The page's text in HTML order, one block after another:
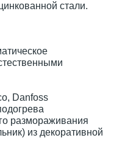
стали.
Danfoss
размораживания
из декоративной